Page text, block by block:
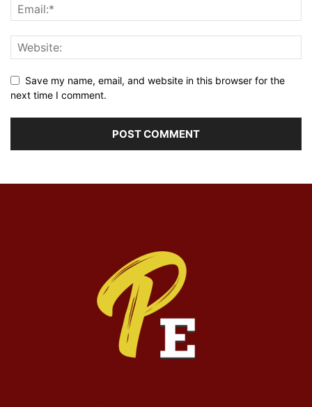
Save my name, email, and website in this browser for the
next time I comment.